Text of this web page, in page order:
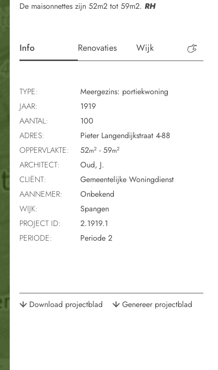
De maisonnettes zijn 52m2 tot 59m2. RH
Info Renovaties Wijk
TYPE:
Meergezins: portiekwoning
JAAR:
1919
AANTAL:
100
ADRES:
Pieter Langendijkstraat 4-88
OPPERVLAKTE:
52m2 - 59m2
ARCHITECT:
Oud, J.
CLIËNT:
Gemeentelijke Woningdienst
AANNEMER:
Onbekend
WIJK:
Spangen
PROJECT ID:
2.1919.1
PERIODE:
Periode 2
Download projectblad Genereer projectblad